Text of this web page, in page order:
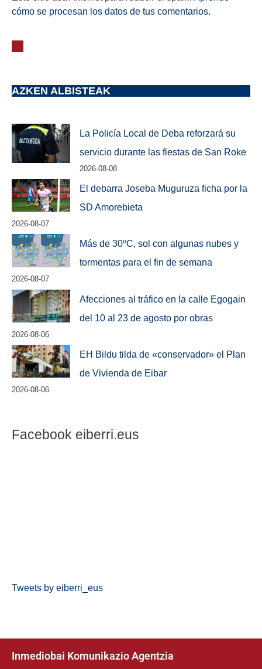
cómo se procesan los datos de tus comentarios.
AZKEN ALBISTEAK
La Policía Local de Deba reforzará su
servicio durante las fiestas de San Roke
2026-08-08
El debarra Joseba Muguruza ficha por la
SD Amorebieta
2026-08-07
Más de 30ºC, sol con algunas nubes y
tormentas para el fin de semana
2026-08-07
Afecciones al tráfico en la calle Egogain
del 10 al 23 de agosto por obras
2026-08-06
EH Bildu tilda de «conservador» el Plan
de Vivienda de Eibar
2026-08-06
Facebook eiberri.eus
Tweets by eiberri_eus
Inmediobai Komunikazio Agentzia